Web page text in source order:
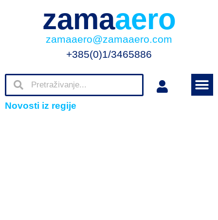
zamaaero
zamaaero@zamaaero.com
+385(0)1/3465886
Novosti iz regije